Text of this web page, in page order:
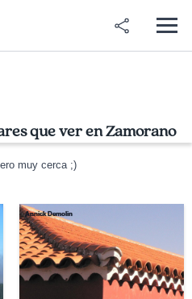
que ver en Zamorano
muy cerca ;)
Annick Demolin